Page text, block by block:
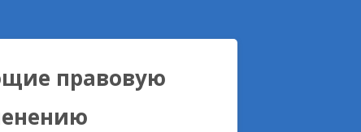
правовую